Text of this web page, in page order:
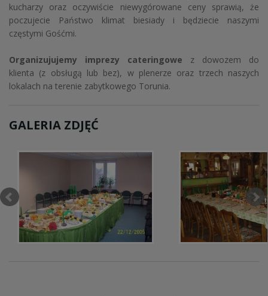
kucharzy oraz oczywiście niewygórowane ceny sprawią, że
poczujecie Państwo klimat biesiady i będziecie naszymi
częstymi Gośćmi.
Organizujujemy imprezy cateringowe z dowozem do
klienta (z obsługą lub bez), w plenerze oraz trzech naszych
lokalach na terenie zabytkowego Torunia.
GALERIA ZDJĘĆ